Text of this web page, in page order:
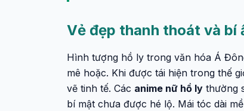
Vẻ đẹp thanh thoát và bí
Hình tượng hồ ly trong văn hóa Á
mê hoặc. Khi được tái hiện trong thế
vẽ tinh tế. Các anime nữ hồ ly thường
bí mật chưa được hé lộ. Mái tóc dài